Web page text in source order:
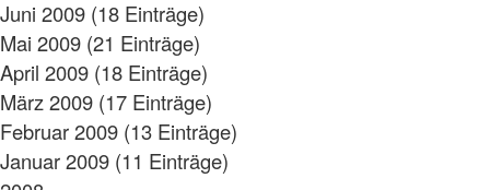
Juni 2009 (18 Einträge)
Mai 2009 (21 Einträge)
April 2009 (18 Einträge)
März 2009 (17 Einträge)
Februar 2009 (13 Einträge)
Januar 2009 (11 Einträge)